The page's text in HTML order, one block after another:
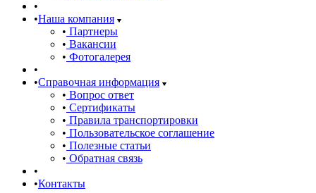
Наша компания
Партнеры
Вакансии
Фотогалерея
Справочная информация
Вопрос ответ
Сертификаты
Правила транспортировки
Пользовательское соглашение
Полезные статьи
Обратная связь
Контакты